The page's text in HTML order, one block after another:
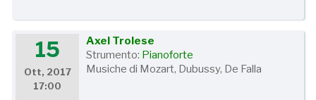
15
Ott, 2017
17:00
Axel Trolese
Strumento: Pianoforte
Musiche di Mozart, Dubussy, De Falla